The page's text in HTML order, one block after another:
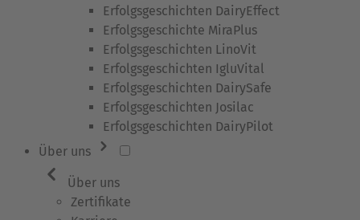
Erfolgsgeschichten DairyEffect
Erfolgsgeschichte MiraPlus
Erfolgsgeschichten LinoVit
Erfolgsgeschichten IgluVital
Erfolgsgeschichten DairySafe
Erfolgsgeschichten Josilac
Erfolgsgeschichten DairyPilot
Über uns
Über uns
Zertifikate